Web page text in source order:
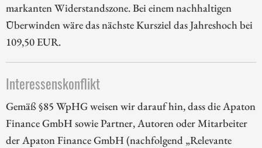
markanten Widerstandszone. Bei einem nachhaltigen
Überwinden wäre das nächste Kursziel das Jahreshoch bei
109,50 EUR.
Interessenskonflikt
Gemäß §85 WpHG weisen wir darauf hin, dass die Apaton
Finance GmbH sowie Partner, Autoren oder Mitarbeiter
der Apaton Finance GmbH (nachfolgend „Relevante